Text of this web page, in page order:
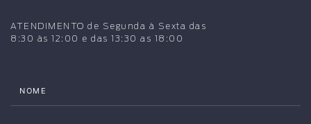
ATENDIMENTO de Segunda à Sexta das
8:30 às 12:00 e das 13:30 as 18:00
NOME